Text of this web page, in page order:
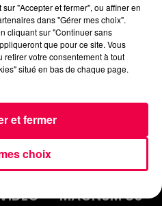
EMISSIONS
PODCASTS
MAGNUM 80
"Accepter et fermer", ou affiner en
dans "Gérer mes choix".
cliquant sur "Continuer sans
que pour ce site. Vous
retirer votre consentement à tout
situé en bas de chaque page.
choix
et fermer